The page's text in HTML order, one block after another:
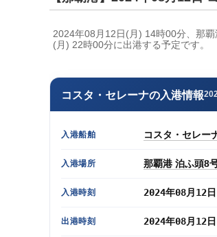
2024年08月12日(月) 14時00分、那
(月) 22時00分に出港する予定です。
コスタ・セレーナの入港情報
入港船舶 コスタ・セレー
入港場所 那覇港 泊ふ頭8
入港時刻 2024年08月12
出港時刻 2024年08月12